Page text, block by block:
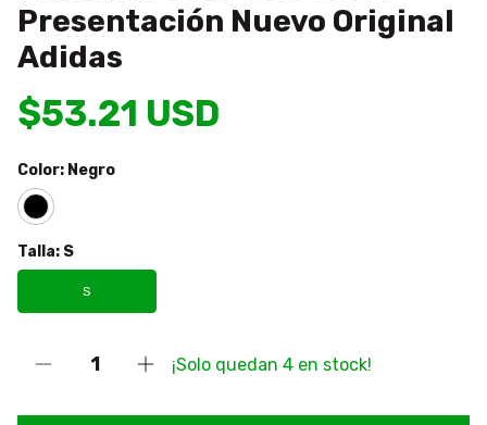
Presentación Nuevo Original
Adidas
$53.21 USD
Color: Negro
Talla: S
S
¡Solo quedan 4 en stock!